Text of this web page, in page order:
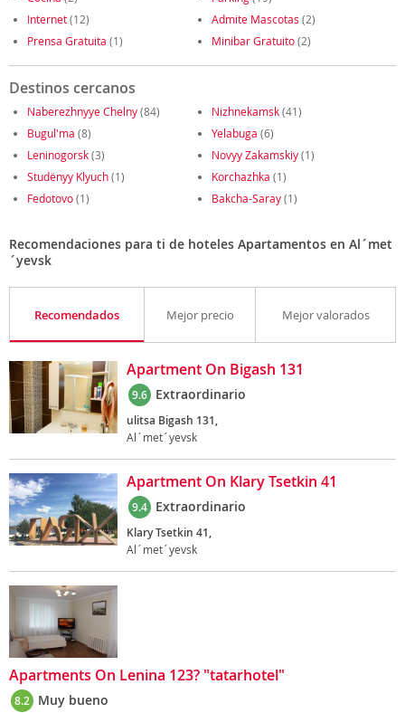
Internet(12) Admite Mascotas (2)
Prensa Gratuita (1) Minibar Gratuito(2)
Destinos cercanos
Naberezhnyye Chelny(84) Nizhnekamsk(41)
Bugul'ma (8) Yelabuga (6)
Leninogorsk(3) Novyy Zakamskiy(1)
Studënyy Klyuch(1) Korchazhka (1)
Fedotovo(1) Bakcha-Saray(1)
Recomendaciones para ti de hoteles Apartamentos en Al´met
´yevsk
Recomendados Mejor precio Mejor valorados
Apartment On Bigash 131
9.6 Extraordinario
ulitsa Bigash 131,
Al´met´yevsk
Apartment On Klary Tsetkin 41
9.4 Extraordinario
Klary Tsetkin 41,
Al´met´yevsk
Apartments On Lenina 123? "tatarhotel"
8.2 Muy bueno